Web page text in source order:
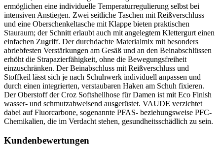
ermöglichen eine individuelle Temperaturregulierung selbst bei
intensiven Anstiegen. Zwei seitliche Taschen mit Reißverschluss
und eine Oberschenkeltasche mit Klappe bieten praktischen
Stauraum; der Schnitt erlaubt auch mit angelegtem Klettergurt einen
einfachen Zugriff. Der durchdachte Materialmix mit besonders
abriebfesten Verstärkungen am Gesäß und an den Beinabschlüssen
erhöht die Strapazierfähigkeit, ohne die Bewegungsfreiheit
einzuschränken. Der Beinabschluss mit Reißverschluss und
Stoffkeil lässt sich je nach Schuhwerk individuell anpassen und
durch einen integrierten, verstaubaren Haken am Schuh fixieren.
Der Oberstoff der Croz Softshellhose für Damen ist mit Eco Finish
wasser- und schmutzabweisend ausgerüstet. VAUDE verzichtet
dabei auf Fluorcarbone, sogenannte PFAS- beziehungsweise PFC-
Chemikalien, die im Verdacht stehen, gesundheitsschädlich zu sein.
Kundenbewertungen